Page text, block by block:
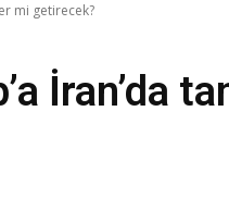
mi getirecek?
İran’da